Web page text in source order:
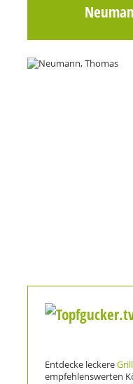
Entdecke leckere
empfehlenswerten